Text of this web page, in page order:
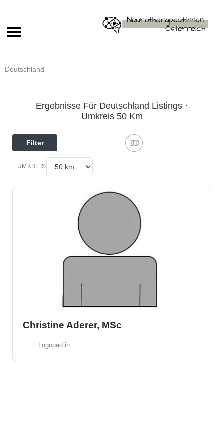
Deutschland
Ergebnisse Für Deutschland Listings ·
Umkreis 50 Km
Filter
UMKREIS
Christine Aderer, MSc
Logopäd:in